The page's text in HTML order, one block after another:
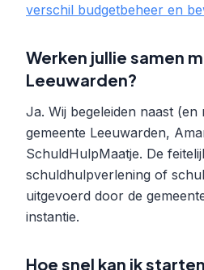
verschil budgetbeheer en
Werken jullie samen
Leeuwarden?
Ja. Wij begeleiden naast (en
gemeente Leeuwarden,
SchuldHulpMaatje. De
schuldhulpverlening of
uitgevoerd door de
instantie.
Hoe snel kan ik